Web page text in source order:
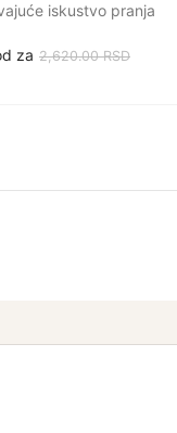
iskustvo pranja
za 2,620.00RSD